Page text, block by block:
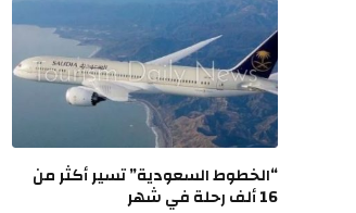
“الخطوط السعودية” تسير أكثر من
16 ألف رحلة في شهر